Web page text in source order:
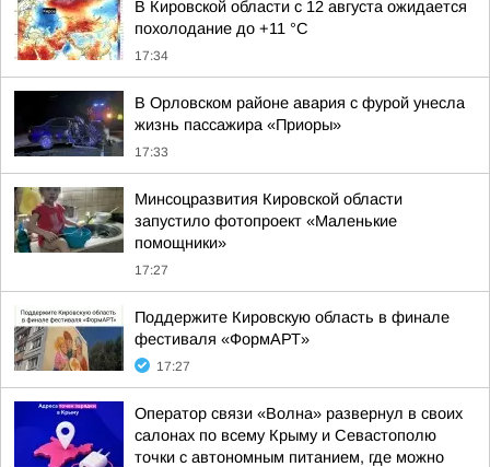
В Кировской области с 12 августа ожидается
похолодание до +11 °C
17:34
В Орловском районе авария с фурой унесла
жизнь пассажира «Приоры»
17:33
Минсоцразвития Кировской области
запустило фотопроект «Маленькие
помощники»
17:27
Поддержите Кировскую область в финале
фестиваля «ФормАРТ»
17:27
Оператор связи «Волна» развернул в своих
салонах по всему Крыму и Севастополю
точки с автономным питанием, где можно